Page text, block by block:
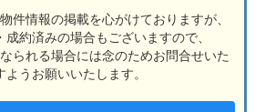
件情報の掲載を心がけておりますが、
成約済みの場合もございますので、
られる場合には念のためお問合せいた
ようお願いいたします。